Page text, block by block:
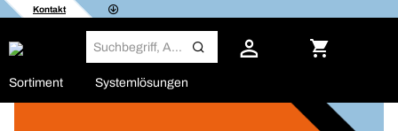
Kontakt
Sortiment Systemlösungen